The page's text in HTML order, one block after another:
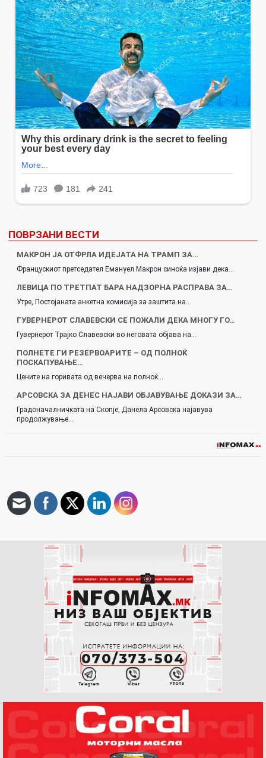
ПОВРЗАНИ ВЕСТИ
МАКРОН ЈА ОТФРЛА ИДЕЈАТА НА ТРАМП ЗА…
Францускиот претседател Емануел Макрон синоќа изјави дека…
ЛЕВИЦА ПО ТРЕТПАТ БАРА НАДЗОРНА РАСПРАВА ЗА…
Утре, Постојаната анкетна комисија за заштита на…
ГУВЕРНЕРОТ СЛАВЕВСКИ СЕ ПОЖАЛИ ДЕКА МНОГУ ГО…
Гувернерот Трајко Славевски во неговата објава на…
ПОЛНЕТЕ ГИ РЕЗЕРВОАРИТЕ – ОД ПОЛНОЌ
ПОСКАПУВАЊЕ…
Цените на горивата од вечерва на полноќ…
АРСОВСКА ЗА ДЕНЕС НАЈАВИ ОБЈАВУВАЊЕ ДОКАЗИ ЗА…
Градоначалничката на Скопје, Данела Арсовска најавува
продолжување…